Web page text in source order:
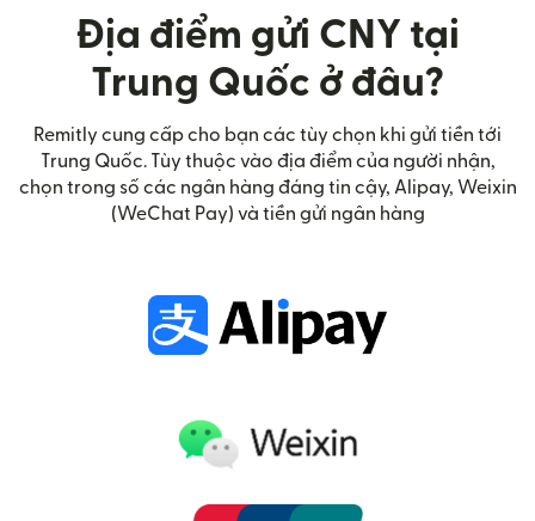
Địa điểm gửi CNY tại
Trung Quốc ở đâu?
Remitly cung cấp cho bạn các tùy chọn khi gửi tiền tới
Trung Quốc. Tùy thuộc vào địa điểm của người nhận,
chọn trong số các ngân hàng đáng tin cậy, Alipay, Weixin
(WeChat Pay) và tiền gửi ngân hàng